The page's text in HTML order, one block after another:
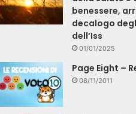
benessere,
decalogo
dell’Iss
01/01/2025
Page Eight –
08/11/2011